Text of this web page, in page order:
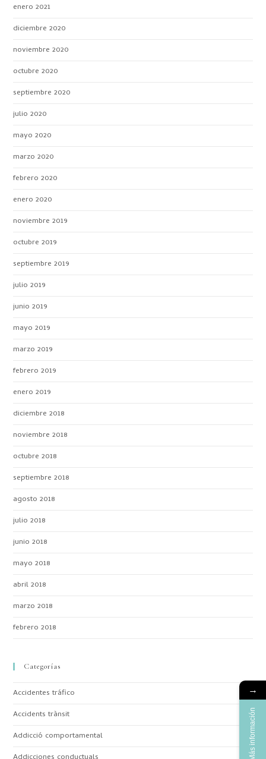
enero 2021
diciembre 2020
noviembre 2020
octubre 2020
septiembre 2020
julio 2020
mayo 2020
marzo 2020
febrero 2020
enero 2020
noviembre 2019
octubre 2019
septiembre 2019
julio 2019
junio 2019
mayo 2019
marzo 2019
febrero 2019
enero 2019
diciembre 2018
noviembre 2018
octubre 2018
septiembre 2018
agosto 2018
julio 2018
junio 2018
mayo 2018
abril 2018
marzo 2018
febrero 2018
Categorías
Accidentes tráfico
Accidents trànsit
Addicció comportamental
→
Más información